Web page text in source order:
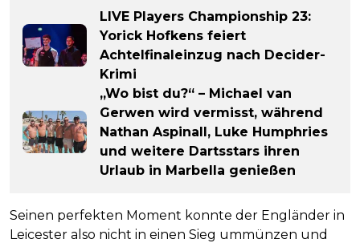
LIVE Players Championship 23:
Yorick Hofkens feiert
Achtelfinaleinzug nach Decider-
Krimi
„Wo bist du?“ – Michael van
Gerwen wird vermisst, während
Nathan Aspinall, Luke Humphries
und weitere Dartsstars ihren
Urlaub in Marbella genießen
Seinen perfekten Moment konnte der Engländer in
Leicester also nicht in einen Sieg ummünzen und